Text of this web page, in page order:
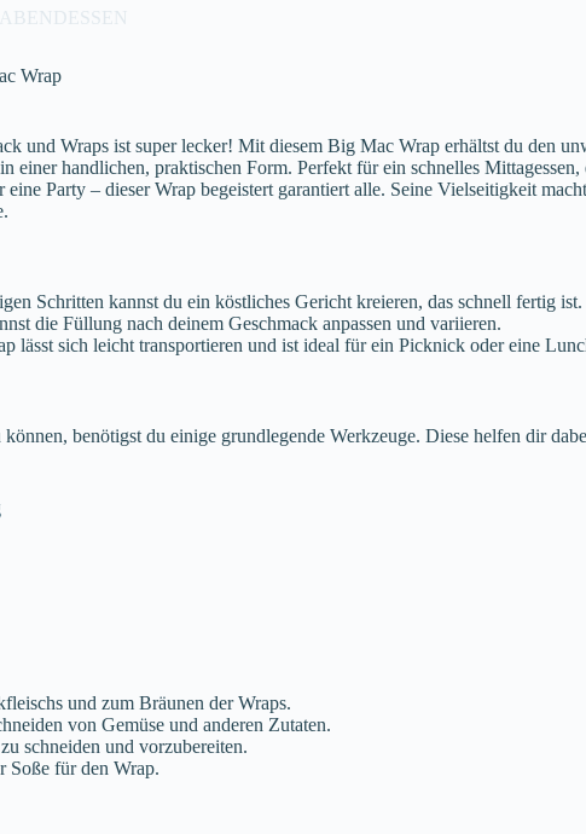
ABENDESSEN
Wrap
und Wraps ist super lecker! Mit diesem Big Mac Wrap erhältst du den
einer handlichen, praktischen Form. Perfekt für ein schnelles Mittagessen,
Party – dieser Wrap begeistert garantiert alle. Seine Vielseitigkeit
Schritten kannst du ein köstliches Gericht kreieren, das schnell fertig ist.
die Füllung nach deinem Geschmack anpassen und variieren.
lässt sich leicht transportieren und ist ideal für ein Picknick oder eine
benötigst du einige grundlegende Werkzeuge. Diese helfen dir
und zum Bräunen der Wraps.
von Gemüse und anderen Zutaten.
schneiden und vorzubereiten.
Soße für den Wrap.